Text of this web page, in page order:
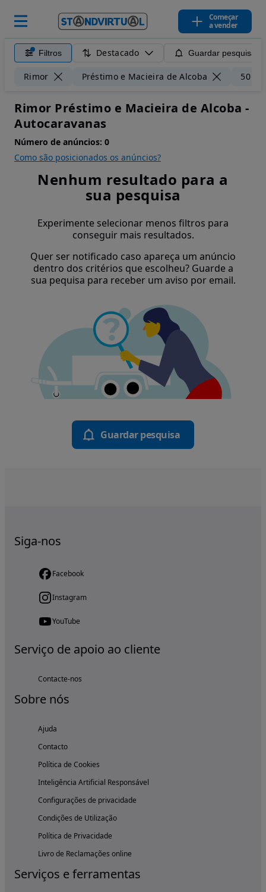
Começar
a vender
Filtros Destacado Guardar pesquisa
Rimor Préstimo e Macieira de Alcoba 50 km
Rimor Préstimo e Macieira de Alcoba -
Autocaravanas
Número de anúncios: 0
Como são posicionados os anúncios?
Nenhum resultado para a
sua pesquisa
Experimente selecionar menos filtros para
conseguir mais resultados.
Quer ser notificado caso apareça um anúncio
dentro dos critérios que escolheu? Guarde a
sua pequisa para receber um aviso por email.
Guardar pesquisa
Siga-nos
Facebook
Instagram
YouTube
Serviço de apoio ao cliente
Contacte-nos
Sobre nós
Ajuda
Contacto
Política de Cookies
Inteligência Artificial Responsável
Configurações de privacidade
Condições de Utilização
Política de Privacidade
Livro de Reclamações online
Serviços e ferramentas